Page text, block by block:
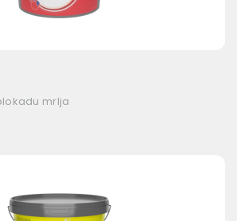
mrlja